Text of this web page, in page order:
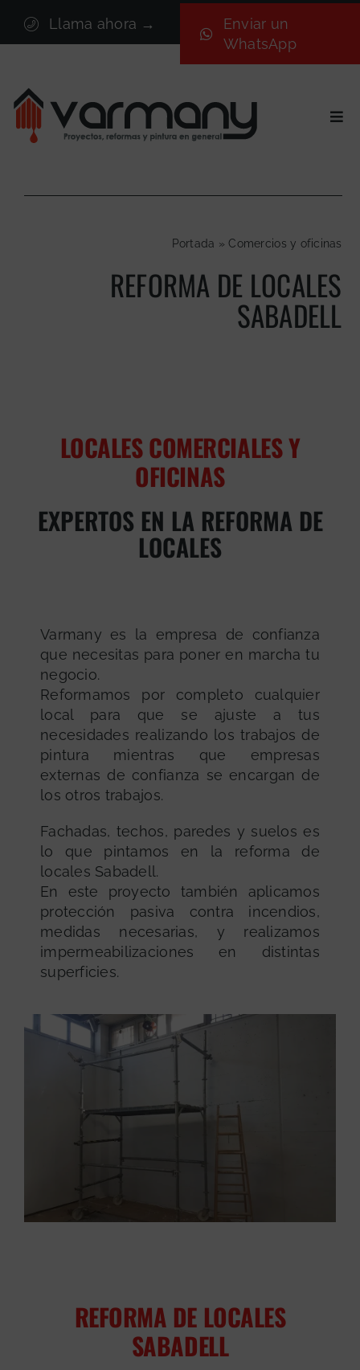
contenido
Llama ahora →
Enviar un
WhatsApp
Sectores
Portada »Comercios y oficinas
REFORMA DE LOCALES
SABADELL
LOCALES COMERCIALES Y
OFICINAS
EXPERTOS EN LA REFORMA DE
LOCALES
Varmany es la empresa de confianza
que necesitas para poner en marcha tu
negocio.
Reformamos por completo cualquier
local para que se ajuste a tus
necesidades realizando los trabajos de
pintura mientras que empresas
externas de confianza se encargan de
los otros trabajos.
Fachadas, techos, paredes y suelos es
lo que pintamos en la reforma de
locales Sabadell.
En este proyecto también aplicamos
protección pasiva contra incendios,
medidas necesarias, y realizamos
impermeabilizaciones en distintas
superficies.
REFORMA DE LOCALES
SABADELL